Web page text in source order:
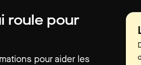
roule pour
pour aider les